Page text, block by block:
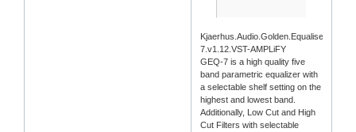
Kjaerhus.Audio.Golden.Equaliser.GEQ-
7.v1.12.VST-AMPLiFY
GEQ-7 is a high quality five
band parametric equalizer with
a selectable shelf setting on the
highest and lowest band.
Additionally, Low Cut and High
Cut Filters with selectable